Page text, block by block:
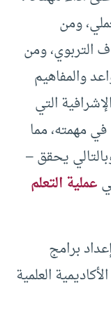
ومن
التربوي، ومن
والمفاهيم
التي
مهمته، مما
يحقق –
عملية التعلم
برامج
العلمية